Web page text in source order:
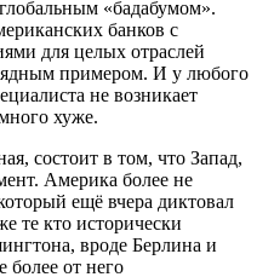
«бадабумом».
банков с
для целых отраслей
примером. И у любого
не возникает
хуже.
состоит в том, что Запад,
Америка более не
ещё вчера диктовал
те кто исторически
вроде Берлина и
более от него